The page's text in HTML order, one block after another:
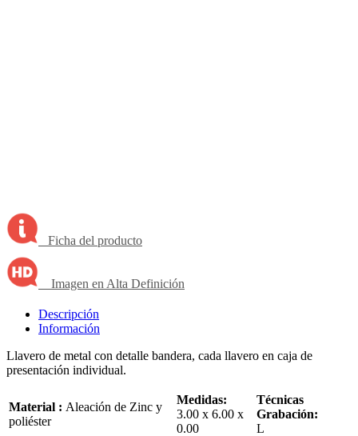
Ficha del producto
Imagen en Alta Definición
Descripción
Información
Llavero de metal con detalle bandera, cada llavero en caja de
presentación individual.
Material : Aleación de Zinc y
poliéster
Medidas:
3.00 x 6.00 x
0.00
Técnicas
Grabación:
L